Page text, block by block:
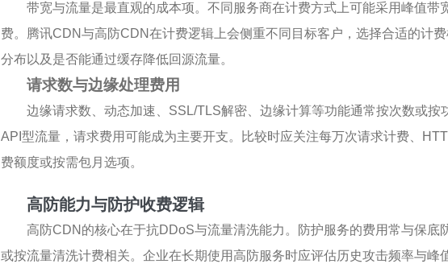
带宽与流量是最直观的成本项。不同服务商在计费方式上可能采用峰值带
费。腾讯CDN与高防CDN在计费逻辑上会侧重不同目标客户，选择合适的计
分布以及是否能通过缓存降低回源流量。
请求数与边缘处理费用
边缘请求数、动态加速、SSL/TLS解密、边缘计算等功能通常按次数或按
API型流量，请求费用可能成为主要开支。比较时应关注每万次请求计费、
费额度或按需包月选项。
高防能力与防护收费逻辑
高防CDN的核心在于抗DDoS与流量清洗能力。防护服务的费用常与保底
或按流量清洗计费相关。企业在长期使用高防服务时应评估历史攻击频率与峰